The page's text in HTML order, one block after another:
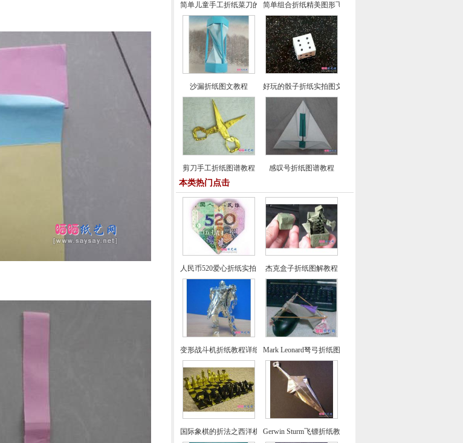
简单儿童手工折纸菜刀的折法教程简单组合折纸精美图形飞镖折纸
沙漏折纸图文教程 好玩的骰子折纸实拍图文教程
剪刀手工折纸图谱教程 感叹号折纸图谱教程
本类热门点击
人民币520爱心折纸实拍图解教程杰克盒子折纸图解教程
变形战斗机折纸教程详细图解Mark Leonard弩弓折纸图解教程
国际象棋的折法之西洋棋折纸教程Gerwin Sturm飞镖折纸教程图解